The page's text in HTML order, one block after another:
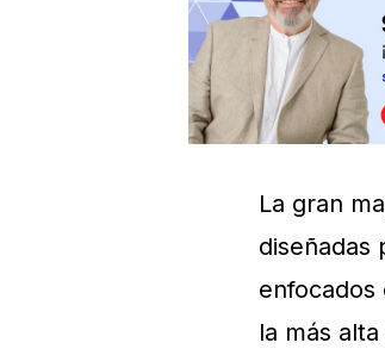
La gran
diseñadas
la más